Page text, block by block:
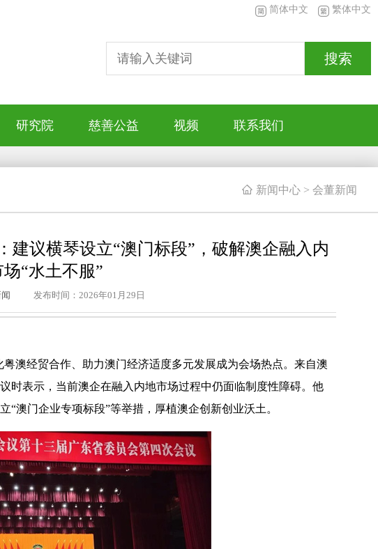
搜索
简体中文 繁体中文
研究院 慈善公益 视频 联系我们
 新闻中心 > 会董新闻
建议横琴设立“澳门标段”，破解澳企融入内
“水土不服”
发布时间：2026年01月29日
澳经贸合作、助力澳门经济适度多元发展成为会场热点。来自澳
时表示，当前澳企在融入内地市场过程中仍面临制度性障碍。他
“澳门企业专项标段”等举措，厚植澳企创新创业沃土。